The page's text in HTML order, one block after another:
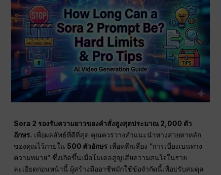
Sora 2 รองรับความยาวของคำสั่งสูงสุดประมาณ 2,000 ตัว
อักษร. เพื่อผลลัพธ์ที่ดีที่สุด คุณควรวางคำแนะนำทางสายตาหลัก
ของคุณไว้ภายใน500 ตัวอักษร เพื่อหลีกเลี่ยง “การเบี่ยงเบนทาง
ความหมาย” ซึ่งเกิดขึ้นเมื่อโมเดลสูญเสียความสนใจในราย
ละเอียดก่อนหน้านี้ ผู้สร้างมืออาชีพมักใช้ข้อจำกัดนี้เพื่อปรับสมดุล